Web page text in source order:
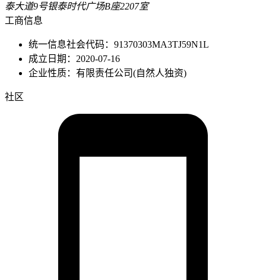
泰大道9号银泰时代广场B座2207室
工商信息
统一信息社会代码：91370303MA3TJ59N1L
成立日期：2020-07-16
企业性质：有限责任公司(自然人独资)
社区